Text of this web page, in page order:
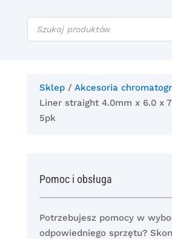
Wyszukiwarka
produktów
Sklep/ Akcesoria
Liner straight 4.0mm x 6.0 x
5pk
Pomoc i obsługa
Potrzebujesz pomocy w
odpowiedniego sprzętu?